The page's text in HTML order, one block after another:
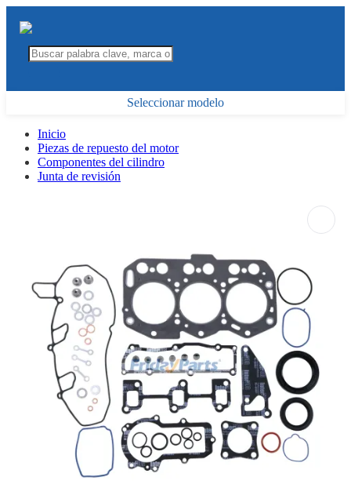
Seleccionar modelo
Inicio
Piezas de repuesto del motor
Componentes del cilindro
Junta de revisión